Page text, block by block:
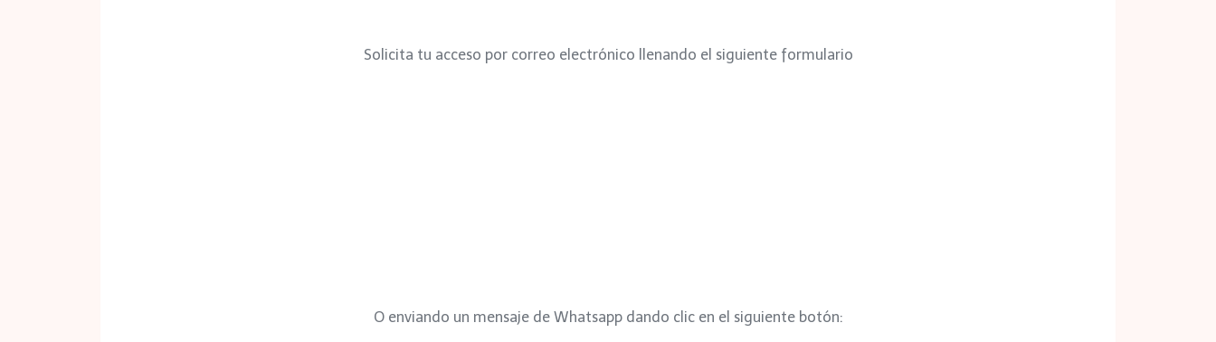
Solicita tu acceso por correo electrónico llenando el siguiente formulario
O enviando un mensaje de Whatsapp dando clic en el siguiente botón: